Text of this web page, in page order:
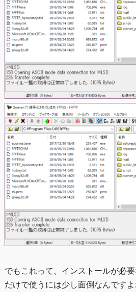
でもこれって、インストールが必
だけで使うには少し面倒なんです